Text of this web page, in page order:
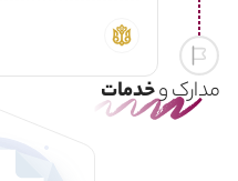
مدارک وخدمات